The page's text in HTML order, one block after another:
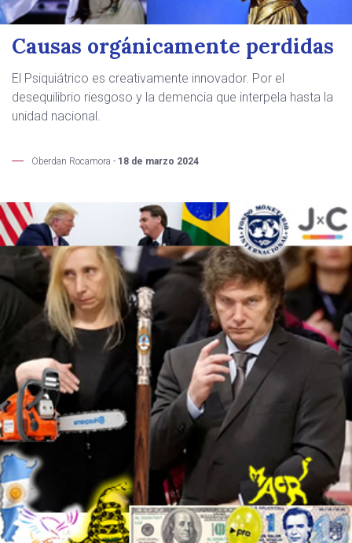
Causas orgánicamente perdidas
El Psiquiátrico es creativamente innovador. Por el
desequilibrio riesgoso y la demencia que interpela hasta la
unidad nacional.
Oberdan Rocamora - 18 de marzo 2024